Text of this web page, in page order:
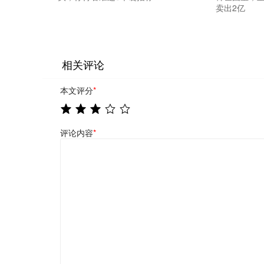
卖出2亿
相关评论
本文评分*
评论内容*